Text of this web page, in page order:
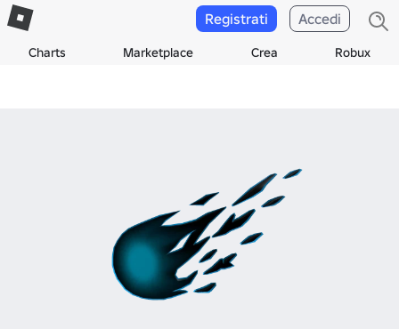
Charts Marketplace Crea Robux
Registrati Accedi